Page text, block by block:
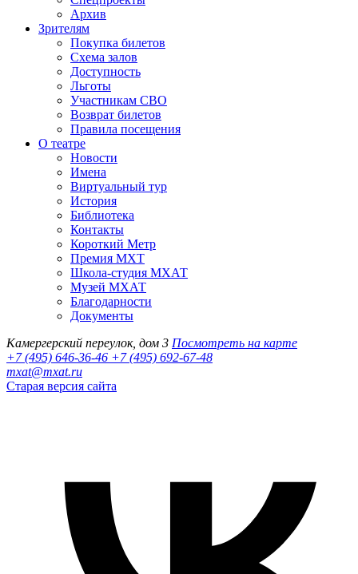
Архив
Зрителям
Покупка билетов
Схема залов
Доступность
Льготы
Участникам СВО
Возврат билетов
Правила посещения
О театре
Новости
Имена
Виртуальный тур
История
Библиотека
Контакты
Короткий Метр
Премия МХТ
Школа-студия МХАТ
Музей МХАТ
Благодарности
Документы
Камергерский переулок, дом 3 Посмотреть на карте
+7 (495) 646-36-46 +7 (495) 692-67-48‬
mxat@mxat.ru
Старая версия сайта